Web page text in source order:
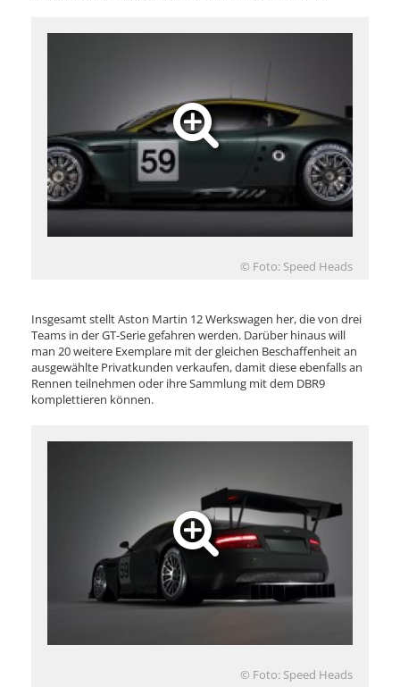
© Foto: Speed Heads
Insgesamt stellt Aston Martin 12 Werkswagen her, die von drei
Teams in der GT-Serie gefahren werden. Darüber hinaus will
man 20 weitere Exemplare mit der gleichen Beschaffenheit an
ausgewählte Privatkunden verkaufen, damit diese ebenfalls an
Rennen teilnehmen oder ihre Sammlung mit dem DBR9
komplettieren können.
© Foto: Speed Heads